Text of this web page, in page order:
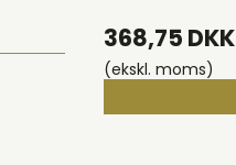
368,75 DKK
(ekskl. moms)